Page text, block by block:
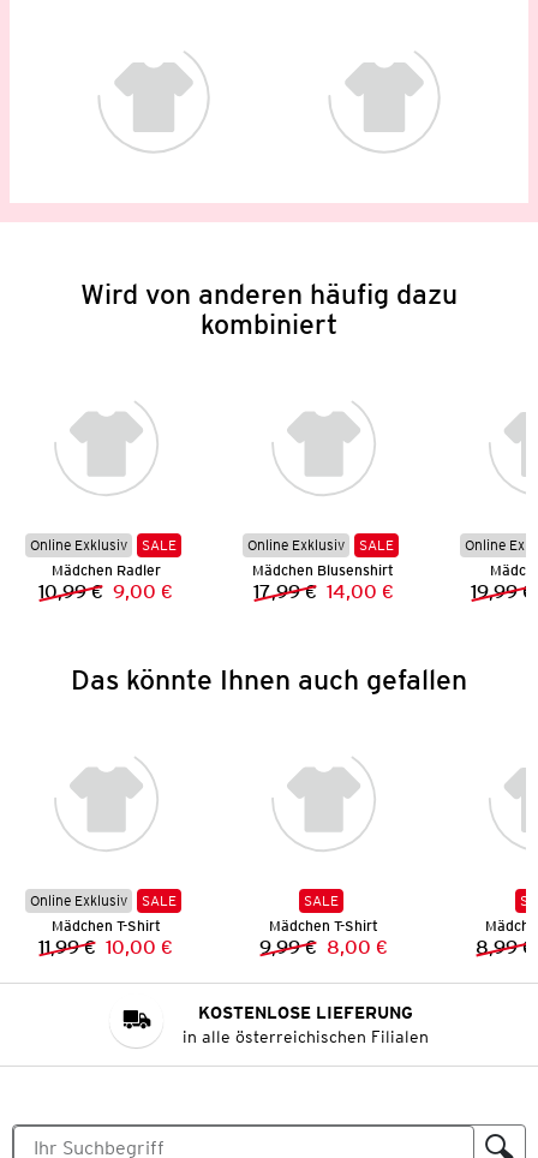
Wird von anderen häufig dazu
kombiniert
Online Exklusiv
SALE
Mädchen Radler
Vorheriger Preis:
10,99 € Neuer Preis:
9,00 €
Online Exklusiv
SALE
Mädchen Blusenshirt
Vorheriger Preis:
17,99 € Neuer Preis:
14,00 €
Online
19,99 €
Das könnte Ihnen auch gefallen
Online Exklusiv
SALE
Mädchen T-Shirt
Vorheriger Preis:
11,99 € Neuer Preis:
10,00 €
SALE
Mädchen T-Shirt
Vorheriger Preis:
9,99 € Neuer Preis:
8,00 € 8,99 €
KOSTENLOSE LIEFERUNG
in alle österreichischen Filialen